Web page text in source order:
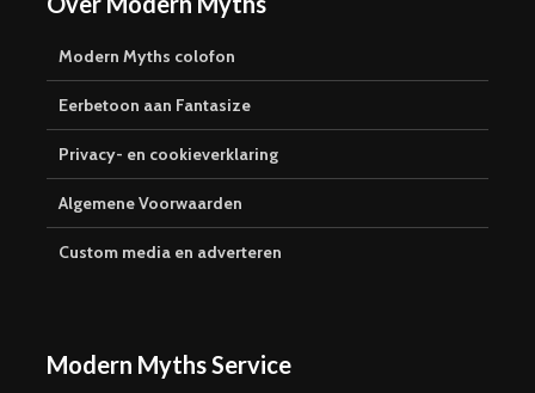
Modern Myths colofon
Eerbetoon aan Fantasize
Privacy- en cookieverklaring
Algemene Voorwaarden
Custom media en adverteren
Modern Myths Service